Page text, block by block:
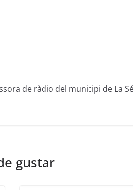
de ràdio del municipi de La
gustar